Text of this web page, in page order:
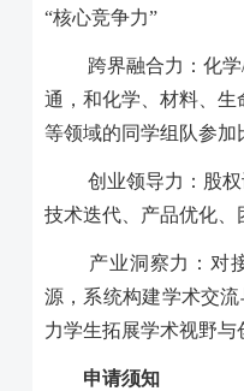
“核心竞争力”
跨界融合力：化学
通，和化学、材料、生
等领域的同学组队参加
创业领导力：股
技术迭代、产品优化、
产业洞察力：对
源，系统构建学术交
力学生拓展学术视野与
申请须知